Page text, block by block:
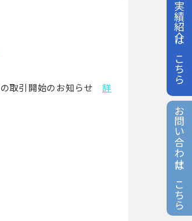
実績紹介はこちら
お問い合わせはこちら
取引開始のお知らせ
詳